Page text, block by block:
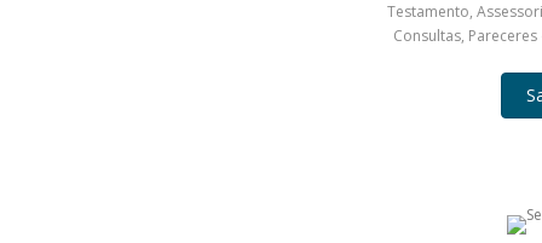
Testamento,
Consultas,